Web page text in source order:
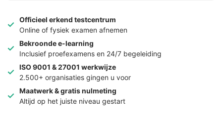
Officieel erkend testcentrum
Online of fysiek examen afnemen
Bekroonde e-learning
Inclusief proefexamens en 24/7 begeleiding
ISO 9001 & 27001 werkwijze
2.500+ organisaties gingen u voor
Maatwerk & gratis nulmeting
Altijd op het juiste niveau gestart